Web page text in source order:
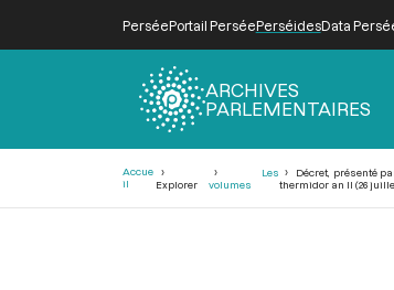
PerséePortail PerséePerséidesData
ARCHIVES
PARLEMENTAIRES
Accue
il
Explorer
Les
volumes
Décret, présenté
thermidor an II (26